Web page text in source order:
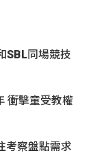
SBL同場競技
衝擊童受教權
考察盤點需求